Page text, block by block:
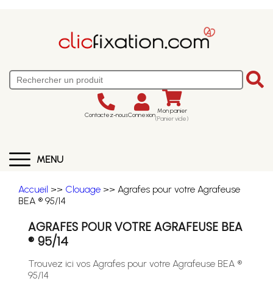
Contactez-nousConnexion Mon panier
(Panier vide)
MENU
Accueil >> Clouage >> Agrafes pour votre Agrafeuse
BEA ® 95/14
AGRAFES POUR VOTRE AGRAFEUSE BEA
® 95/14
Trouvez ici vos Agrafes pour votre Agrafeuse BEA ®
95/14